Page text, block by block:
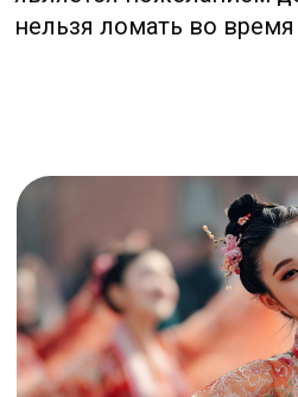
Бесплатная
консультация
Заполните заявку. Мы
перезвоним в течении